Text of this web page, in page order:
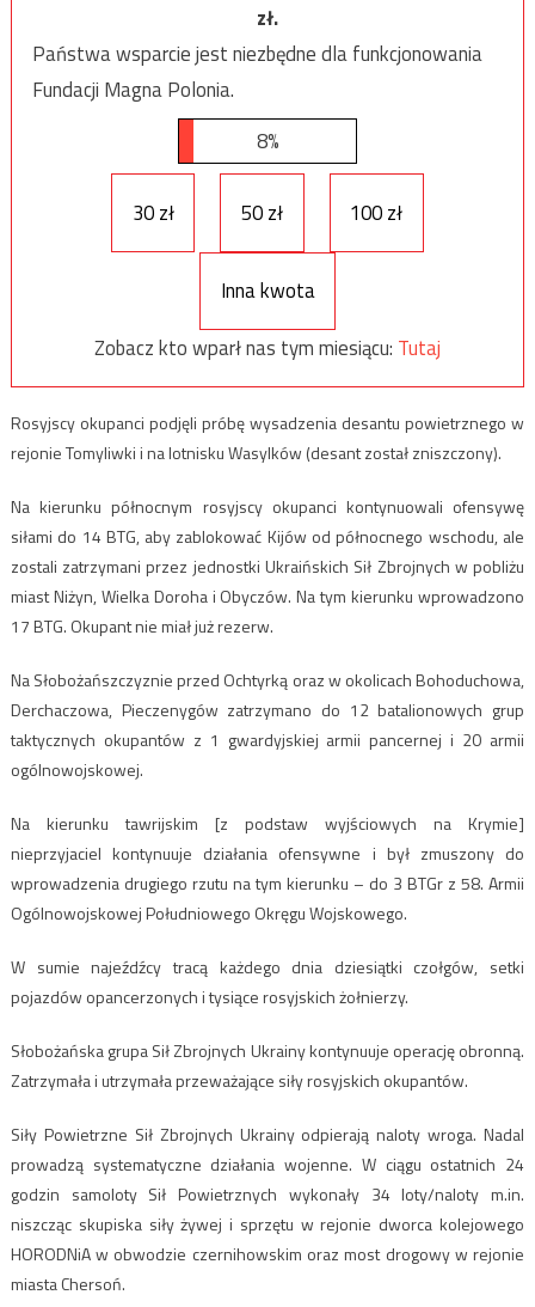
zł.
Państwa wsparcie jest niezbędne dla funkcjonowania
Fundacji Magna Polonia.
8%
30 zł 50 zł 100 zł
Inna kwota
Zobacz kto wparł nas tym miesiącu: Tutaj
Rosyjscy okupanci podjęli próbę wysadzenia desantu powietrznego w
rejonie Tomyliwki i na lotnisku Wasylków (desant został zniszczony).
Na kierunku północnym rosyjscy okupanci kontynuowali ofensywę
siłami do 14 BTG, aby zablokować Kijów od północnego wschodu, ale
zostali zatrzymani przez jednostki Ukraińskich Sił Zbrojnych w pobliżu
miast Niżyn, Wielka Doroha i Obyczów. Na tym kierunku wprowadzono
17 BTG. Okupant nie miał już rezerw.
Na Słobożańszczyznie przed Ochtyrką oraz w okolicach Bohoduchowa,
Derchaczowa, Pieczenygów zatrzymano do 12 batalionowych grup
taktycznych okupantów z 1 gwardyjskiej armii pancernej i 20 armii
ogólnowojskowej.
Na kierunku tawrijskim [z podstaw wyjściowych na Krymie]
nieprzyjaciel kontynuuje działania ofensywne i był zmuszony do
wprowadzenia drugiego rzutu na tym kierunku – do 3 BTGr z 58. Armii
Ogólnowojskowej Południowego Okręgu Wojskowego.
W sumie najeźdźcy tracą każdego dnia dziesiątki czołgów, setki
pojazdów opancerzonych i tysiące rosyjskich żołnierzy.
Słobożańska grupa Sił Zbrojnych Ukrainy kontynuuje operację obronną.
Zatrzymała i utrzymała przeważające siły rosyjskich okupantów.
Siły Powietrzne Sił Zbrojnych Ukrainy odpierają naloty wroga. Nadal
prowadzą systematyczne działania wojenne. W ciągu ostatnich 24
godzin samoloty Sił Powietrznych wykonały 34 loty/naloty m.in.
niszcząc skupiska siły żywej i sprzętu w rejonie dworca kolejowego
HORODNiA w obwodzie czernihowskim oraz most drogowy w rejonie
miasta Chersoń.